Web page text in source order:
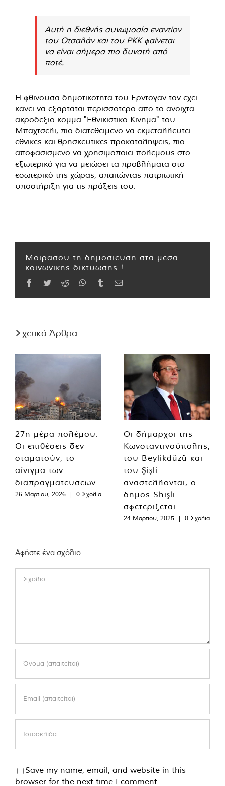
Αυτή η διεθνής συνωμοσία εναντίον
του Οτσαλάν και του PKK φαίνεται
να είναι σήμερα πιο δυνατή από
ποτέ.
Η φθίνουσα δημοτικότητα του Ερντογάν τον έχει
κάνει να εξαρτάται περισσότερο από το ανοιχτά
ακροδεξιό κόμμα "Εθνικιστικό Κίνημα" του
Μπαχτσελί, πιο διατεθειμένο να εκμεταλλευτεί
εθνικές και θρησκευτικές προκαταλήψεις, πιο
αποφασισμένο να χρησιμοποιεί πολέμους στο
εξωτερικό για να μειώσει τα προβλήματα στο
εσωτερικό της χώρας, απαιτώντας πατριωτική
υποστήριξη για τις πράξεις του.
Μοιράσου τη δημοσίευση στα μέσα
κοινωνικής δικτύωσης !
Facebook
TwitterReddit WhatsApp
TumblrEmail
Σχετικά Άρθρα
27η μέρα πολέμου:
Οι επιθέσεις δεν
σταματούν, το
αίνιγμα των
διαπραγματεύσεων
26 Μαρτίου, 2026 | 0 Σχόλια
Οι δήμαρχοι της
Κωνσταντινούπολης,
του Beylikdüzü και
του Şişli
αναστέλλονται, ο
δήμος Shişli
σφετερίζεται
24 Μαρτίου, 2025 | 0 Σχόλια
Αφήστε ένα σχόλιο
Save my name, email, and website in this
browser for the next time I comment.